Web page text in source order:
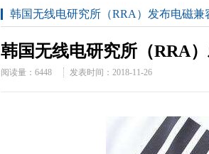
韩国无线电研究所（RRA）发布电磁兼
韩国无线电研究所（RRA
阅读量： 6448 发表时间：2018-11-26